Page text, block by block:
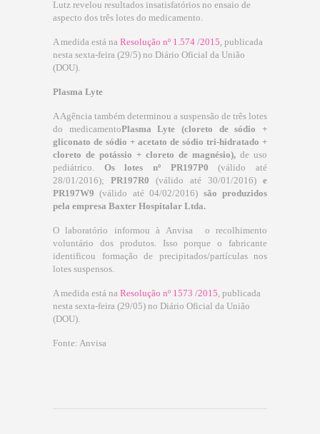
Lutz revelou resultados insatisfatórios no ensaio de
aspecto dos três lotes do medicamento.
A medida está na Resolução nº 1.574 /201 5 , publicada
nesta sexta-feira (29/5) no Diário Oficial da União
(DOU).
Plasma Lyte
A Agência também determinou a suspensão de três lotes
do medicamentoPlasma Lyte (cloreto de sódio +
gliconato de sódio + acetato de sódio tri-hidratado +
cloreto de potássio + cloreto de magnésio), de uso
pediátrico.
Os lotes nº PR197P0
(válido até
28/01/2016);
PR197R0 (válido até 30/01/2016) e
PR197W9 (válido até 04/02/2016) são produzidos
pela empresa Baxter Hospitalar Ltda.
O laboratório informou à Anvisa o recolhimento
voluntário dos produtos. Isso porque o fabricante
identificou formação de precipitados/partículas nos
lotes suspensos.
A medida está na Resolução nº 1573 /2015 , publicada
nesta sexta-feira (29/05) no Diário Oficial da União
(DOU).
Fonte: Anvisa